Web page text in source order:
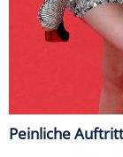
Peinliche